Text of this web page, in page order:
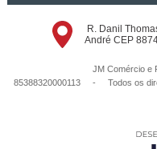
R. Danil
André CEP
JM Comércio e
85388320000113 - Todos os